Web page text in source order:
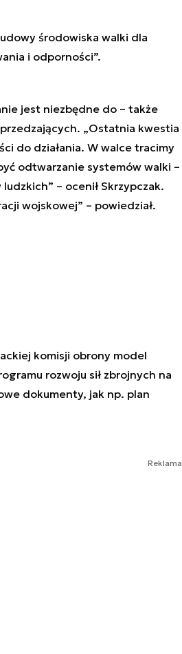
środowiska walki dla
i odporności”.
jest niezbędne do – także
„Ostatnia kwestia
do działania. W walce tracimy
odtwarzanie systemów walki –
– ocenił Skrzypczak.
wojskowej” – powiedział.
komisji obrony model
rozwoju sił zbrojnych na
dokumenty, jak np. plan
Reklama